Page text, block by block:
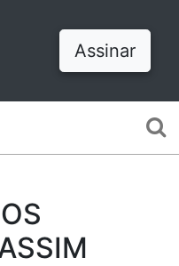
Assinar